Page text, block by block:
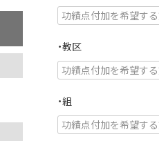
・教区
・組